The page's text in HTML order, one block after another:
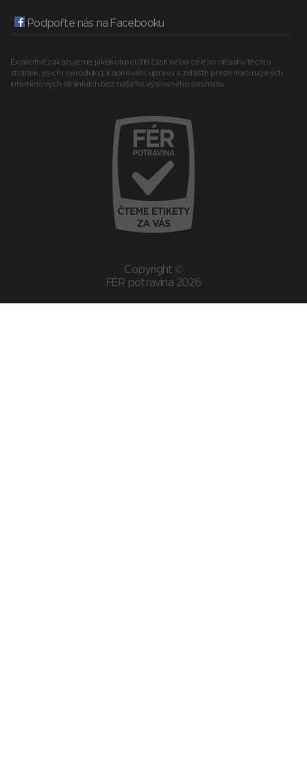
Podpořte nás na Facebooku
Explicitně zakazujeme jakékoli použití části nebo celého obsahu těchto
stránek, jejich reprodukci, kopírování, úpravu a zvláště prezentaci na jiných
internetových stránkách bez našeho výslovného souhlasu.
Copyright ©
FÉR potravina 2026